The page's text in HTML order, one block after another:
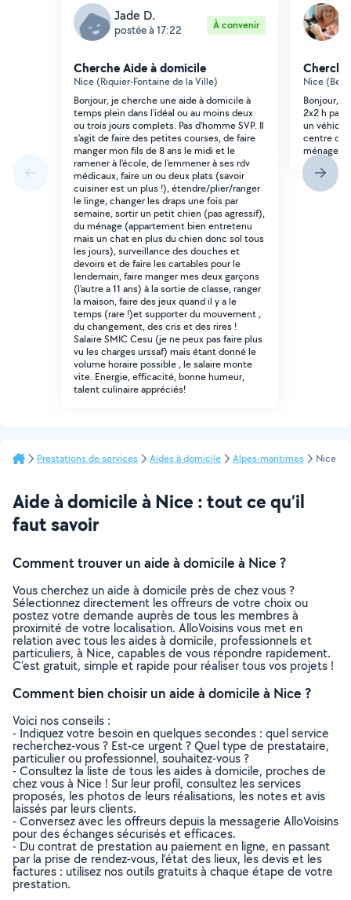
Jade D.
postée à 17:22 À convenir
Cherche Aide à domicile
Nice (Riquier-Fontaine de la Ville)
Bonjour, je cherche une aide à domicile à
temps plein dans l'idéal ou au moins deux
ou trois jours complets. Pas d'homme SVP. Il
s'agit de faire des petites courses, de faire
manger mon fils de 8 ans le midi et le
ramener à l'école, de l'emmener à ses rdv
médicaux, faire un ou deux plats (savoir
cuisiner est un plus !), étendre/plier/ranger
le linge, changer les draps une fois par
semaine, sortir un petit chien (pas agressif),
du ménage (appartement bien entretenu
mais un chat en plus du chien donc sol tous
les jours), surveillance des douches et
devoirs et de faire les cartables pour le
lendemain, faire manger mes deux garçons
(l'autre a 11 ans) à la sortie de classe, ranger
la maison, faire des jeux quand il y a le
temps (rare !)et supporter du mouvement ,
du changement, des cris et des rires !
Salaire SMIC Cesu (je ne peux pas faire plus
vu les charges urssaf) mais étant donné le
volume horaire possible , le salaire monte
vite. Energie, efficacité, bonne humeur,
talent culinaire appréciés!
Nice
Bonjour,
2x2 h par
un
centre de
ménage,
Prestations de services Aides à domicile Alpes-maritimes Nice
Aide à domicile à Nice : tout ce qu’il
faut savoir
Comment trouver un aide à domicile à Nice ?
Vous cherchez un aide à domicile près de chez vous ?
Sélectionnez directement les offreurs de votre choix ou
postez votre demande auprès de tous les membres à
proximité de votre localisation. AlloVoisins vous met en
relation avec tous les aides à domicile, professionnels et
particuliers, à Nice, capables de vous répondre rapidement.
C’est gratuit, simple et rapide pour réaliser tous vos projets !
Comment bien choisir un aide à domicile à Nice ?
Voici nos conseils :
- Indiquez votre besoin en quelques secondes : quel service
recherchez-vous ? Est-ce urgent ? Quel type de prestataire,
particulier ou professionnel, souhaitez-vous ?
- Consultez la liste de tous les aides à domicile, proches de
chez vous à Nice ! Sur leur profil, consultez les services
proposés, les photos de leurs réalisations, les notes et avis
laissés par leurs clients.
- Conversez avec les offreurs depuis la messagerie AlloVoisins
pour des échanges sécurisés et efficaces.
- Du contrat de prestation au paiement en ligne, en passant
par la prise de rendez-vous, l’état des lieux, les devis et les
factures : utilisez nos outils gratuits à chaque étape de votre
prestation.